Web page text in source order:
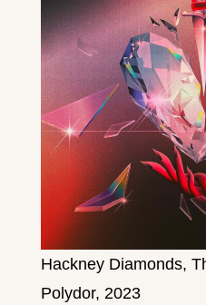
Hackney Diamonds,
Polydor, 2023